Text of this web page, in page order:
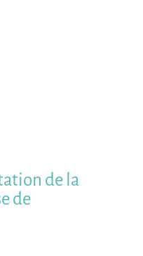
de la
de